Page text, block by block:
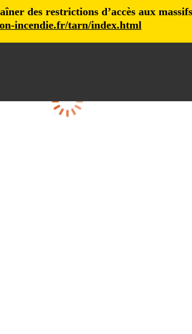
des restrictions d’accès aux
incendie.fr/tarn/index.html
Cargando